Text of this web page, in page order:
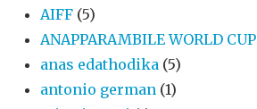
AIFF (5)
ANAPPARAMBILE WORLD CUP
anas edathodika (5)
antonio german (1)